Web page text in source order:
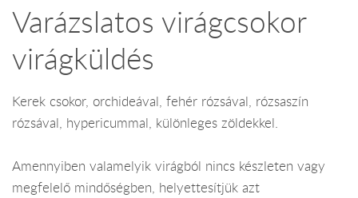
Varázslatos virágcsokor
virágküldés
Kerek csokor, orchideával, fehér rózsával, rózsaszín
rózsával, hypericummal, különleges zöldekkel.
Amennyiben valamelyik virágból nincs készleten vagy
megfelelő mindőségben, helyettesítjük azt